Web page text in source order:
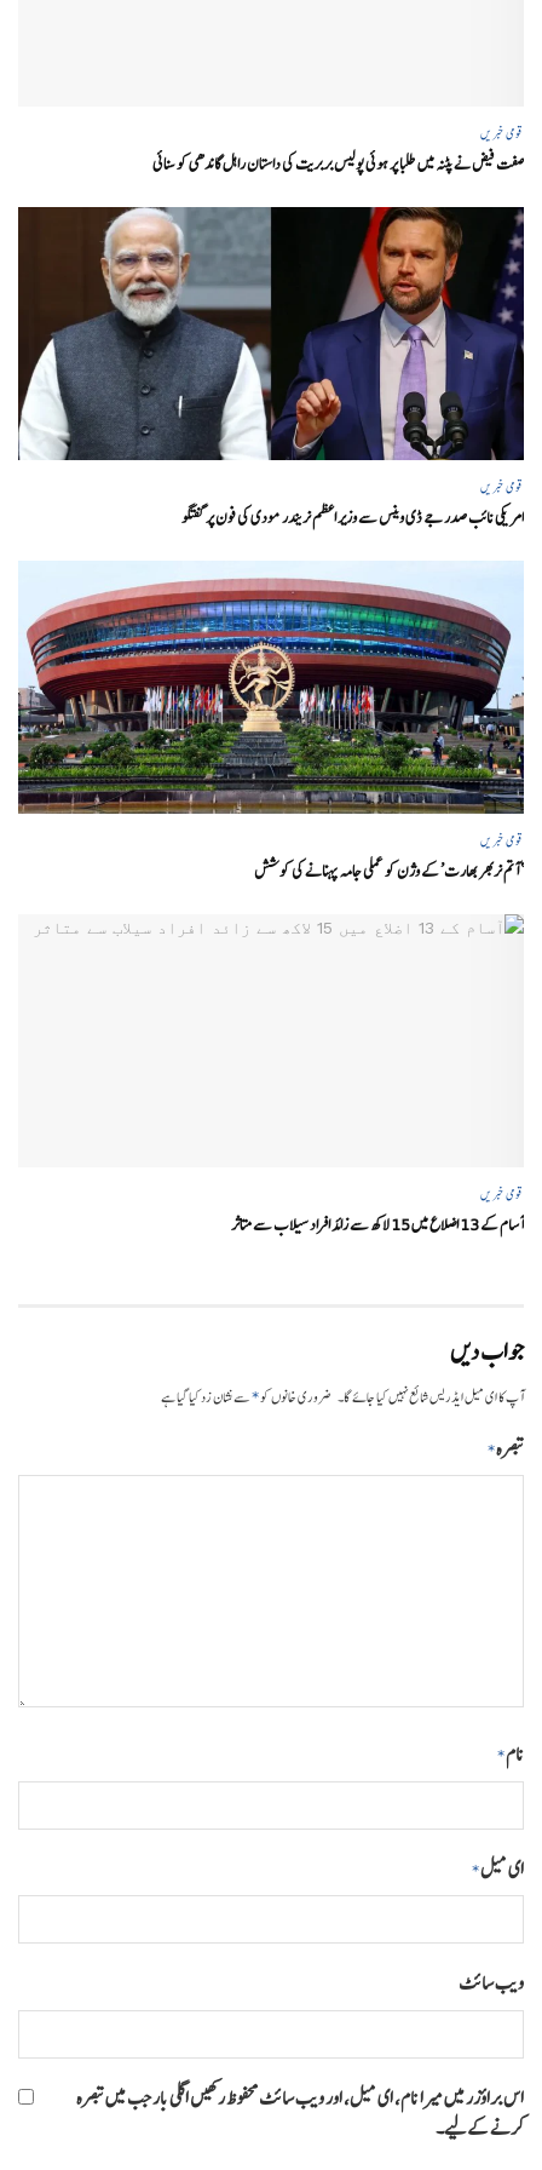
قومی خبریں
صفت فیض نے پٹنہ میں طلبا پر ہوئی پولیس بربریت کی داستان راہل گاندھی کو سنائی
قومی خبریں
امریکی نائب صدر جے ڈی وینس سے وزیر اعظم نریندر مودی کی فون پر گفتگو
قومی خبریں
‘ آتم نربھر بھارت’ کے وژن کو عملی جامہ پہنانے کی کوشش
قومی خبریں
آسام کے 13 اضلاع میں 15 لاکھ سے زائد افراد سیلاب سے متاثر
جواب دیں
آپ کا ای میل ایڈریس شائع نہیں کیا جائے گا۔ ضروری خانوں کو*سے نشان زد کیا گیا ہے
تبصرہ*
نام*
ای میل*
ویب‌ سائٹ
اس براؤزر میں میرا نام، ای میل، اور ویب سائٹ محفوظ رکھیں اگلی بار جب میں تبصرہ
کرنے کےلیے۔